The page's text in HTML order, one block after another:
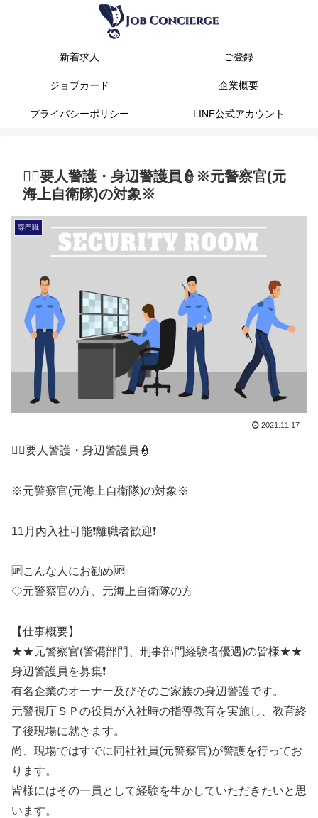
新着求人 ご登録
ジョブカード 企業概要
プライバシーポリシー LINE公式アカウント
👨‍✈️要人警護・身辺警護員👮※元警察官(元
海上自衛隊)の対象※
専門職
2021.11.17
👨‍✈️要人警護・身辺警護員👮
※元警察官(元海上自衛隊)の対象※
11月内入社可能❗離職者歓迎❗
🆙こんな人にお勧め🆙
◇元警察官の方、元海上自衛隊の方
【仕事概要】
★★元警察官(警備部門、刑事部門経験者優遇)の皆様★★
身辺警護員を募集❗
有名企業のオーナー及びそのご家族の身辺警護です。
元警視庁ＳＰの役員が入社時の指導教育を実施し、教育終
了後現場に就きます。
尚、現場ではすでに同社社員(元警察官)が警護を行ってお
ります。
皆様にはその一員として経験を生かしていただきたいと思
います。